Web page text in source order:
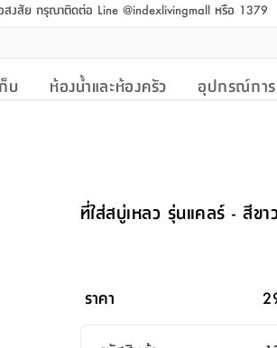
สงสัย กรุณาติดต่อ Line @indexlivingmall หรือ 1379
บ ห้องน้ำและห้องครัว อุปกรณ์การ
ที่ใส่สบู่เหลว รุ่นแคลร์ - สีข
ราคา